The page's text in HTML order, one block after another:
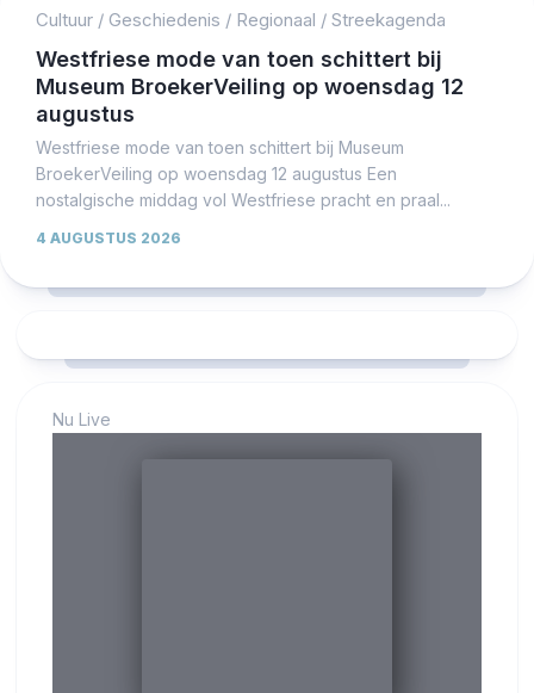
Cultuur / Geschiedenis / Regionaal / Streekagenda
Westfriese mode van toen schittert bij
Museum BroekerVeiling op woensdag 12
augustus
Westfriese mode van toen schittert bij Museum
BroekerVeiling op woensdag 12 augustus Een
nostalgische middag vol Westfriese pracht en praal...
4 AUGUSTUS 2026
Nu Live